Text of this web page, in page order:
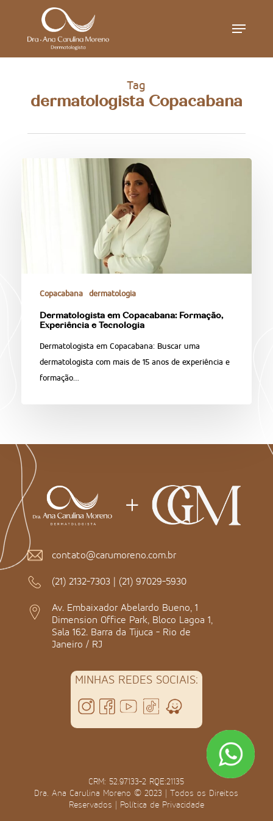
Menu
Tag
dermatologista Copacabana
Copacabana dermatologia
Dermatologista em Copacabana: Formação,
Experiência e Tecnologia
Dermatologista em Copacabana: Buscar uma
dermatologista com mais de 15 anos de experiência e
formação…
contato@carumoreno.com.br
(21) 2132-7303 | (21) 97029-5930
Av. Embaixador Abelardo Bueno, 1
Dimension Office Park, Bloco Lagoa 1,
Sala 162. Barra da Tijuca - Rio de
Janeiro / RJ
MINHAS REDES SOCIAIS:
CRM: 52.97133-2 RQE:21135
Dra. Ana Carulina Moreno © 2023 | Todos os Direitos
Reservados | Política de Privacidade